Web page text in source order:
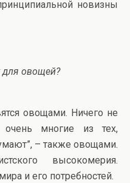
новизны
для овощей?
овощами. Ничего не
многие из тех,
– также овощами.
высокомерия.
и его потребностей.